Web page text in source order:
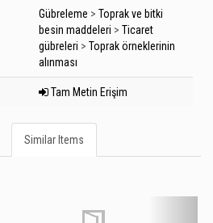
Gübreleme > Toprak ve bitki
besin maddeleri > Ticaret
gübreleri > Toprak örneklerinin
alınması
Tam Metin Erişim
Similar Items